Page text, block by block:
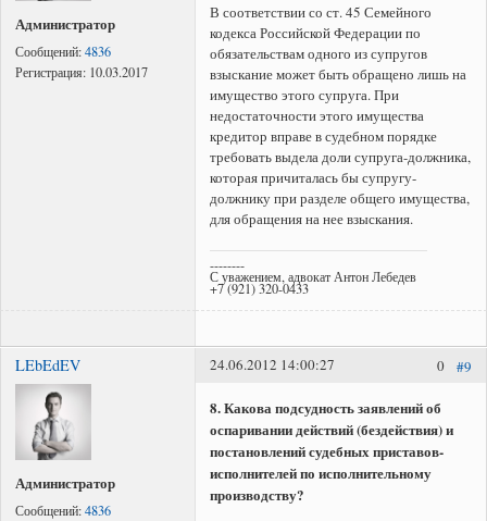
Администратор
Сообщений:4836
Регистрация: 10.03.2017
В соответствии со ст. 45 Семейного
кодекса Российской Федерации по
обязательствам одного из супругов
взыскание может быть обращено лишь на
имущество этого супруга. При
недостаточности этого имущества
кредитор вправе в судебном порядке
требовать выдела доли супруга-должника,
которая причиталась бы супругу-
должнику при разделе общего имущества,
для обращения на нее взыскания.
--------
С уважением, адвокат Антон Лебедев
+7 (921) 320-0433
LEbEdEV
Администратор
Сообщений:4836
#9
0
24.06.2012 14:00:27
8. Какова подсудность заявлений об
оспаривании действий (бездействия) и
постановлений судебных приставов-
исполнителей по исполнительному
производству?